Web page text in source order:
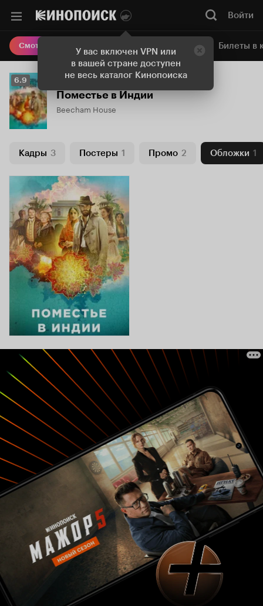
У вас включен VPN или
в вашей стране доступен
не весь каталог Кинопоиска
Войти
Смотреть кино Онлайн-кинотеатр Билеты в
Рейтинг
Кинопоиска
6.9
6.9
Поместье в Индии
Beecham House
Кадры 3 Постеры 1 Промо 2 Обложки 1